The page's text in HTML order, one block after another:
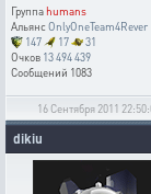
Группаhumans
АльянсOnlyOneTeam4Rever
147
17
31
Очков 13 494 439
Сообщений 1083
16 Сентября 2011
dikiu